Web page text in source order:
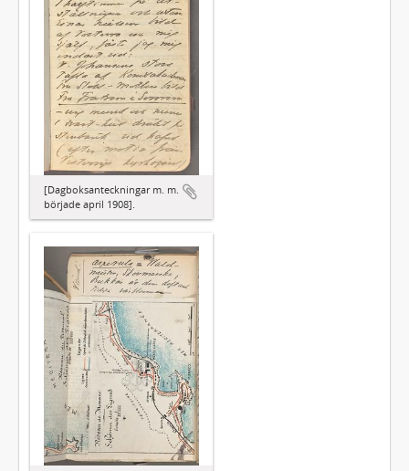
[Dagboksanteckningar m. m.
började april 1908].